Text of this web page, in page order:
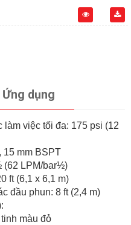
Ứng dụng
việc tối đa: 175 psi (12
15 mm BSPT
(62 LPM/bar½)
ft (6,1 x 6,1 m)
đầu phun: 8 ft (2,4 m)
màu đỏ